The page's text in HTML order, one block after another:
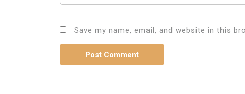
Save my name, email, and website in this